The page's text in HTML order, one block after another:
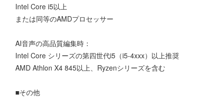
Intel Core i5以上
または同等のAMDプロセッサー
AI音声の高品質編集時：
Intel Core シリーズの第四世代i5（i5-4xxx）以上推奨
AMD Athlon X4 845以上、Ryzenシリーズを含む
■その他